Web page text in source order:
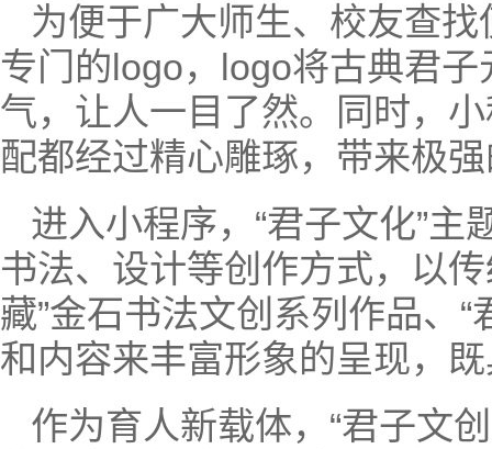
为便于广大师生、校友查找
专门的logo，logo将古典君
气，让人一目了然。同时，
配都经过精心雕琢，带来极
进入小程序，“君子文化”
书法、设计等创作方式，以
藏”金石书法文创系列作品、
和内容来丰富形象的呈现，
作为育人新载体，“君子文